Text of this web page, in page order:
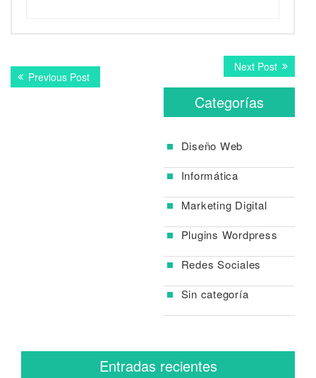
Navegación
dePrevious PostPrevious
post:
Next PostNext
post:
Categorías
Diseño Web
Informática
Marketing Digital
Plugins Wordpress
Redes Sociales
Sin categoría
Entradas recientes